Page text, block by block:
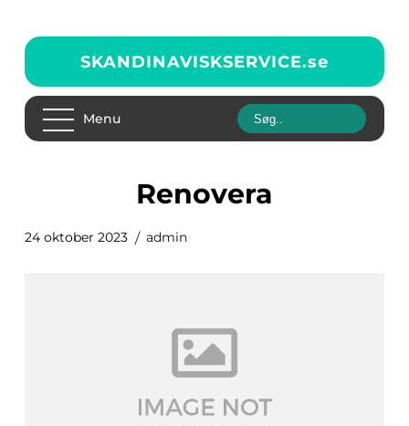
SKANDINAVISKSERVICE.se
Menu
renovera
24 oktober 2023 admin